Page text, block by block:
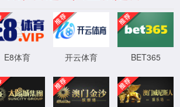
Date：2026-05-22
中国·老百汇(4001)有限公司-官方网站
HAINAN RUBBER INDUSTRY GROUP CO.,LTD.
Qiong ICP Preparation 11002727-3
Technical Support：JinKen Cyber